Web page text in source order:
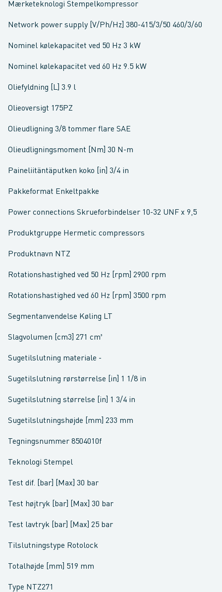
Mærketeknologi Stempelkompressor
Network power supply [V/Ph/Hz] 380-415/3/50 460/3/60
Nominel kølekapacitet ved 50 Hz 3 kW
Nominel kølekapacitet ved 60 Hz 9.5 kW
Oliefyldning [L] 3.9 l
Olieoversigt 175PZ
Olieudligning 3/8 tommer flare SAE
Olieudligningsmoment [Nm] 30 N-m
Paineliitäntäputken koko [in] 3/4 in
Pakkeformat Enkeltpakke
Power connections Skrueforbindelser 10-32 UNF x 9,5
Produktgruppe Hermetic compressors
Produktnavn NTZ
Rotationshastighed ved 50 Hz [rpm] 2900 rpm
Rotationshastighed ved 60 Hz [rpm] 3500 rpm
Segmentanvendelse Køling LT
Slagvolumen [cm3] 271 cm³
Sugetilslutning materiale -
Sugetilslutning rørstørrelse [in] 1 1/8 in
Sugetilslutning størrelse [in] 1 3/4 in
Sugetilslutningshøjde [mm] 233 mm
Tegningsnummer 8504010f
Teknologi Stempel
Test dif. [bar] [Max] 30 bar
Test højtryk [bar] [Max] 30 bar
Test lavtryk [bar] [Max] 25 bar
Tilslutningstype Rotolock
Totalhøjde [mm] 519 mm
Type NTZ271